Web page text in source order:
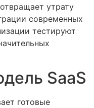
утрату
современных
тестируют
SaaS
готовые